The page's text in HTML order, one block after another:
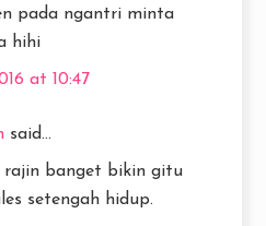
pada ngantri minta
hihi
at 10:47
said...
rajin banget bikin gitu
setengah hidup.